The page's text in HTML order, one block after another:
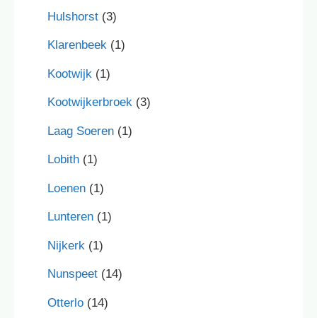
Hulshorst (3)
Klarenbeek (1)
Kootwijk (1)
Kootwijkerbroek (3)
Laag Soeren (1)
Lobith (1)
Loenen (1)
Lunteren (1)
Nijkerk (1)
Nunspeet (14)
Otterlo (14)